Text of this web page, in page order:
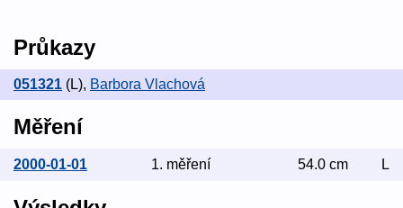
Průkazy
051321 (L), Barbora Vlachová
Měření
2000-01-01 1. měření 54.0 cm L